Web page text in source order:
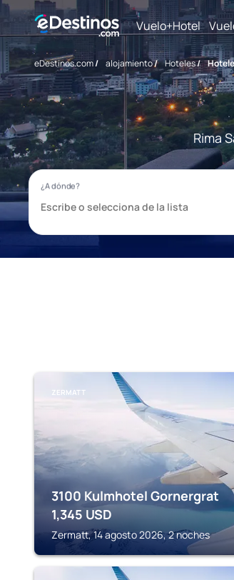
Vuelo+Hotel
eDestinos.com/ alojamiento/ Hoteles/
Rima
ZERMATT
3100 Kulmhotel Gornergrat
1,345 USD
Zermatt, 14 agosto 2026, 2 noches